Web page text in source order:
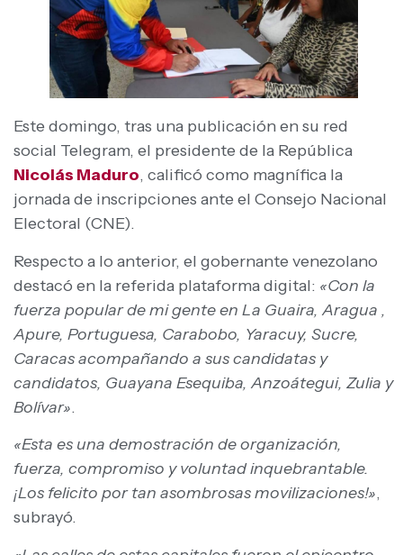
Este domingo, tras una publicación en su red
social Telegram, el presidente de la República
Nicolás Maduro, calificó como magnífica la
jornada de inscripciones ante el Consejo Nacional
Electoral (CNE).
Respecto a lo anterior, el gobernante venezolano
destacó en la referida plataforma digital: «Con la
fuerza popular de mi gente en La Guaira, Aragua ,
Apure, Portuguesa, Carabobo, Yaracuy, Sucre,
Caracas acompañando a sus candidatas y
candidatos, Guayana Esequiba, Anzoátegui, Zulia y
Bolívar».
«Esta es una demostración de organización,
fuerza, compromiso y voluntad inquebrantable.
¡Los felicito por tan asombrosas movilizaciones!»,
subrayó.